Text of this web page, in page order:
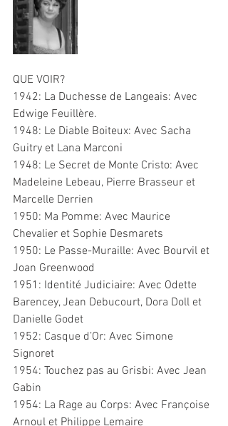
QUE VOIR?
1942: La Duchesse de Langeais: Avec
Edwige Feuillère.
1948: Le Diable Boiteux: Avec Sacha
Guitry et Lana Marconi
1948: Le Secret de Monte Cristo: Avec
Madeleine Lebeau, Pierre Brasseur et
Marcelle Derrien
1950: Ma Pomme: Avec Maurice
Chevalier et Sophie Desmarets
1950: Le Passe-Muraille: Avec Bourvil et
Joan Greenwood
1951: Identité Judiciaire: Avec Odette
Barencey, Jean Debucourt, Dora Doll et
Danielle Godet
1952: Casque d’Or: Avec Simone
Signoret
1954: Touchez pas au Grisbi: Avec Jean
Gabin
1954: La Rage au Corps: Avec Françoise
Arnoul et Philippe Lemaire